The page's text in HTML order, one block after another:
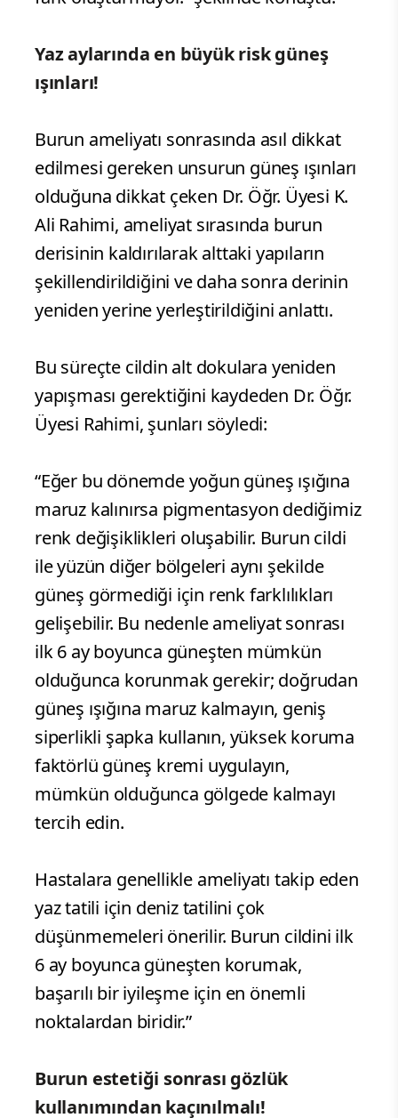
Yaz aylarında en büyük risk güneş
ışınları!
Burun ameliyatı sonrasında asıl dikkat
edilmesi gereken unsurun güneş ışınları
olduğuna dikkat çeken Dr. Öğr. Üyesi K.
Ali Rahimi, ameliyat sırasında burun
derisinin kaldırılarak alttaki yapıların
şekillendirildiğini ve daha sonra derinin
yeniden yerine yerleştirildiğini anlattı.
Bu süreçte cildin alt dokulara yeniden
yapışması gerektiğini kaydeden Dr. Öğr.
Üyesi Rahimi, şunları söyledi:
“Eğer bu dönemde yoğun güneş ışığına
maruz kalınırsa pigmentasyon dediğimiz
renk değişiklikleri oluşabilir. Burun cildi
ile yüzün diğer bölgeleri aynı şekilde
güneş görmediği için renk farklılıkları
gelişebilir. Bu nedenle ameliyat sonrası
ilk 6 ay boyunca güneşten mümkün
olduğunca korunmak gerekir; doğrudan
güneş ışığına maruz kalmayın, geniş
siperlikli şapka kullanın, yüksek koruma
faktörlü güneş kremi uygulayın,
mümkün olduğunca gölgede kalmayı
tercih edin.
Hastalara genellikle ameliyatı takip eden
yaz tatili için deniz tatilini çok
düşünmemeleri önerilir. Burun cildini ilk
6 ay boyunca güneşten korumak,
başarılı bir iyileşme için en önemli
noktalardan biridir.”
Burun estetiği sonrası gözlük
kullanımından kaçınılmalı!